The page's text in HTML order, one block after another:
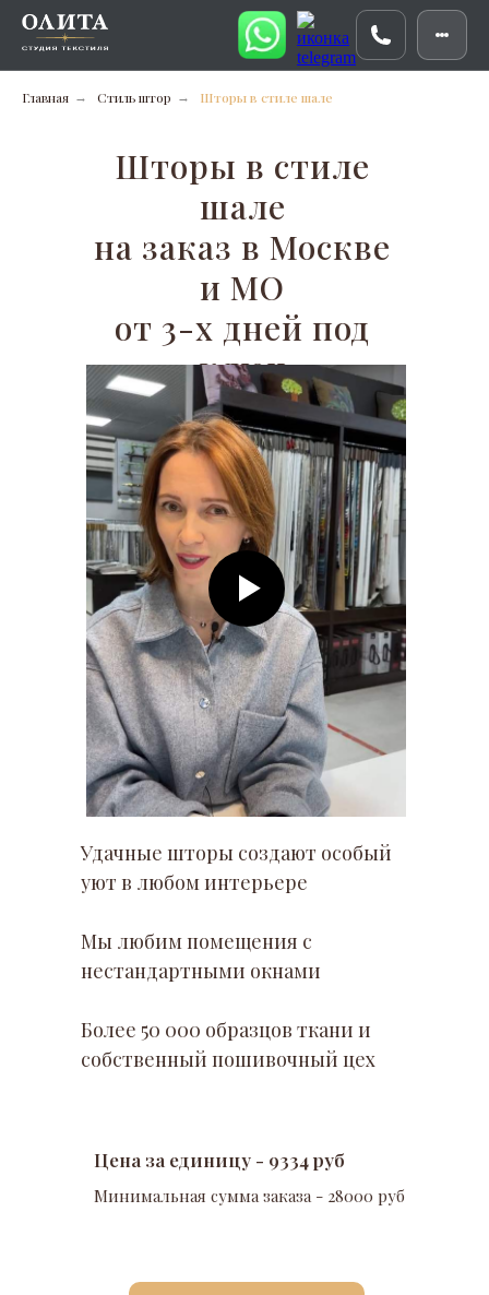
Главная → Стиль штор → Шторы в стиле шале
Шторы в стиле
шале
на заказ в Москве
и МО
от 3-х дней под
ключ
Удачные шторы создают особый
уют в любом интерьере
Мы любим помещения с
нестандартными окнами
Более 50 000 образцов ткани и
собственный пошивочный цех
Минимальная сумма заказа - 28000 руб
Цена за единицу - 9334 руб